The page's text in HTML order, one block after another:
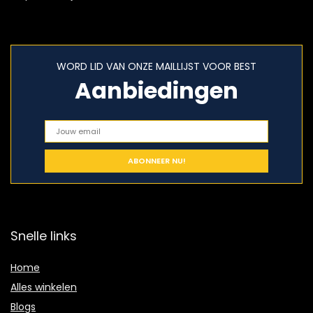
WORD LID VAN ONZE MAILLIJST VOOR BEST
Aanbiedingen
Snelle links
Home
Alles winkelen
Blogs